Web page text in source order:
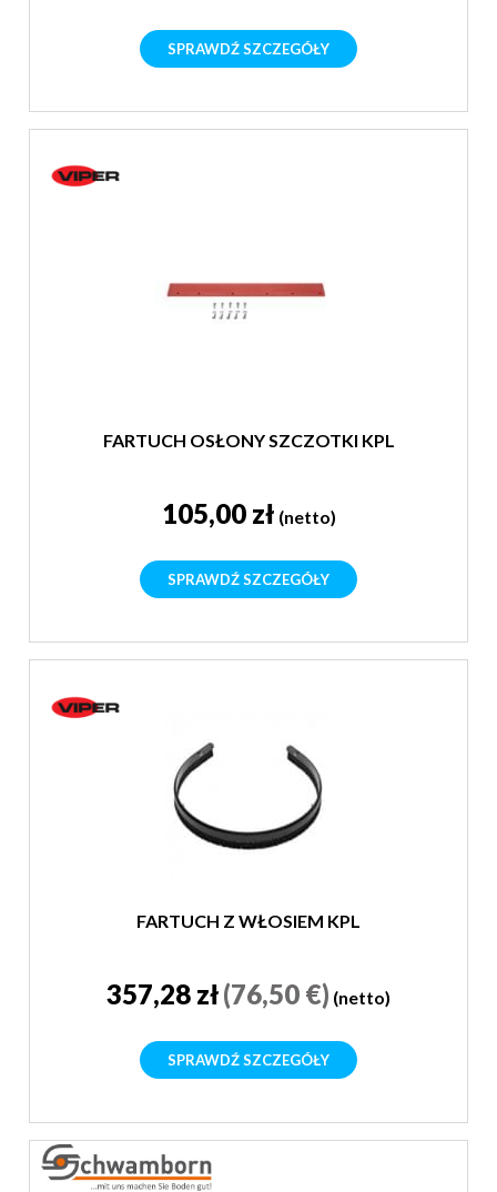
SPRAWDŹ SZCZEGÓŁY
FARTUCH OSŁONY SZCZOTKI KPL
105,00 zł (netto)
SPRAWDŹ SZCZEGÓŁY
FARTUCH Z WŁOSIEM KPL
357,28 zł(76,50 €) (netto)
SPRAWDŹ SZCZEGÓŁY